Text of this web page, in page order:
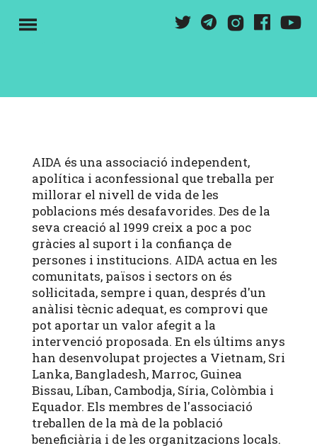
M T G I F Y
AIDA és una associació independent,
apolítica i aconfessional que treballa per
millorar el nivell de vida de les
poblacions més desafavorides. Des de la
seva creació al 1999 creix a poc a poc
gràcies al suport i la confiança de
persones i institucions. AIDA actua en les
comunitats, països i sectors on és
sol·licitada, sempre i quan, després d'un
anàlisi tècnic adequat, es comprovi que
pot aportar un valor afegit a la
intervenció proposada. En els últims anys
han desenvolupat projectes a Vietnam, Sri
Lanka, Bangladesh, Marroc, Guinea
Bissau, Líban, Cambodja, Síria, Colòmbia i
Equador. Els membres de l'associació
treballen de la mà de la població
beneficiària i de les organitzacions locals.